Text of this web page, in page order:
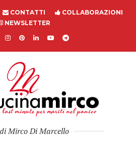
CONTATTI
COLLABORAZIONI
NEWSLETTER
Mirco Di Marcello